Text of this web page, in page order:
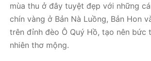
mùa thu ở đây tuyệt đẹp với những
chín vàng ở Bản Nà Luồng, Bản Hon
trên đỉnh đèo Ô Quý Hồ, tạo nên bức
nhiên thơ mộng.